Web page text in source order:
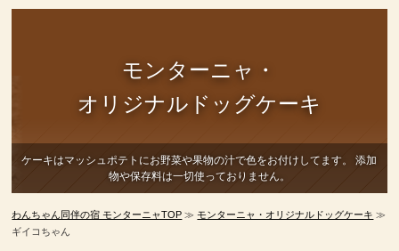
モンターニャ・
オリジナルドッグケーキ
ケーキはマッシュポテトにお野菜や果物の汁で色をお付けしてます。
添加
物や保存料は一切使っておりません。
わんちゃん同伴の宿 モンターニャTOP ≫モンターニャ・オリジナルドッグケーキ ≫
ギイコちゃん